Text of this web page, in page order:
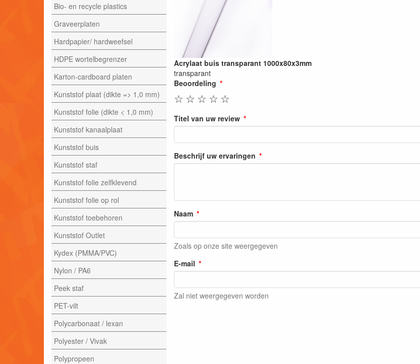
Bio- en recycle plastics
Graveerplaten
Hardpapier/ hardweefsel
HDPE wortelbegrenzer
Karton-cardboard platen
Kunststof plaat (dikte => 1,0 mm)
Kunststof folie (dikte < 1,0 mm)
Kunststof kanaalplaat
Kunststof buis
Kunststof staf
Kunststof folie zelfklevend
Kunststof folie op rol
Kunststof toebehoren
Kunststof Outlet
Kydex (PMMA/PVC)
Nylon / PA6
Peek staf
PET-vilt
Polycarbonaat / lexan
Polyester / Vivak
Polypropeen
Acrylaat buis transparant 1000x80x3mm
transparant
Beoordeling
☆
☆
☆
☆
☆
Titel van uw review
Beschrijf uw ervaringen
Naam
Zoals op onze site weergegeven
E-mail
Zal niet weergegeven worden